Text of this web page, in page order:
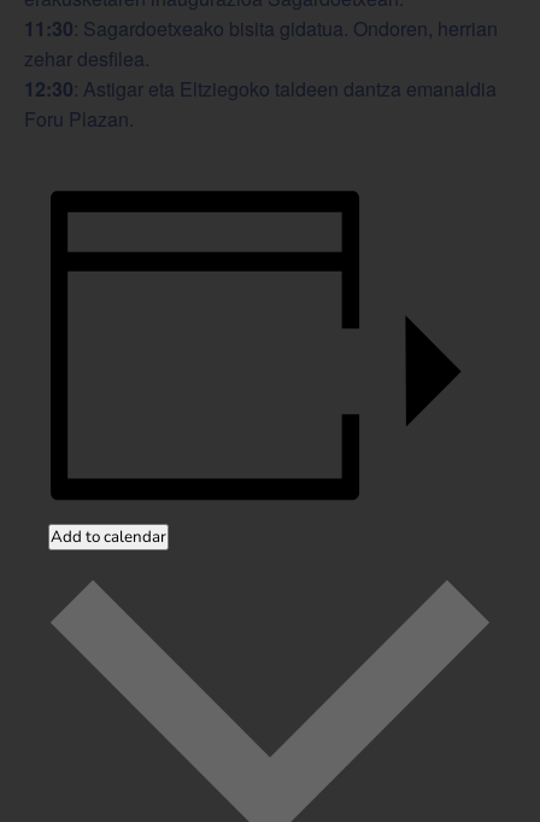
11:30: Sagardoetxeako bisita gidatua. Ondoren, herrian
zehar desfilea.
12:30: Astigar eta Eltziegoko taldeen dantza emanaldia
Foru Plazan.
Add to calendar